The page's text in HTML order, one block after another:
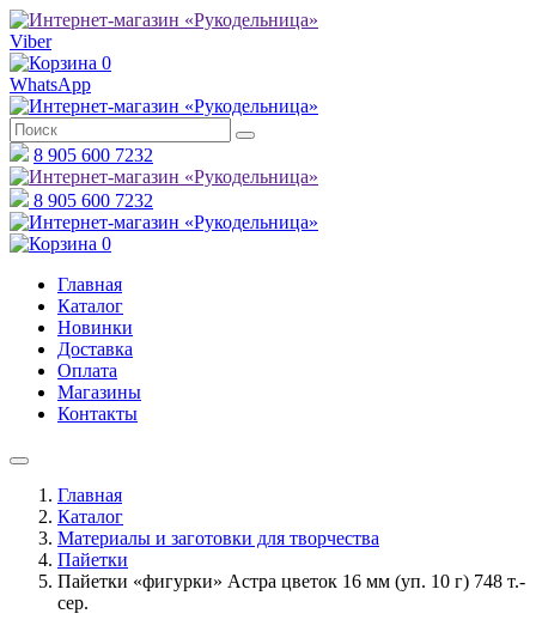
Viber
0
WhatsApp
8 905 600 7232
8 905 600 7232
0
Главная
Каталог
Новинки
Доставка
Оплата
Магазины
Контакты
Главная
Каталог
Материалы и заготовки для творчества
Пайетки
Пайетки «фигурки» Астра цветок 16 мм (уп. 10 г) 748 т.-
сер.